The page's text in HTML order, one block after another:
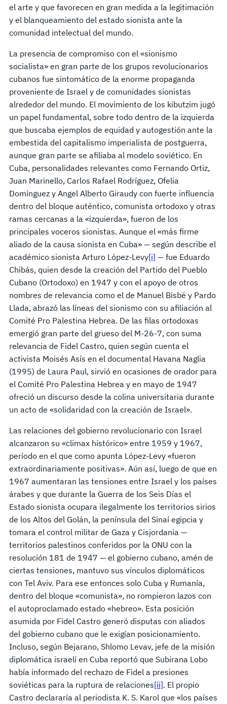
el arte y que favorecen en gran medida a la legitimación
y el blanqueamiento del estado sionista ante la
comunidad intelectual del mundo.
La presencia de compromiso con el «sionismo
socialista» en gran parte de los grupos revolucionarios
cubanos fue sintomático de la enorme propaganda
proveniente de Israel y de comunidades sionistas
alrededor del mundo. El movimiento de los kibutzim jugó
un papel fundamental, sobre todo dentro de la izquierda
que buscaba ejemplos de equidad y autogestión ante la
embestida del capitalismo imperialista de postguerra,
aunque gran parte se afiliaba al modelo soviético. En
Cuba, personalidades relevantes como Fernando Ortiz,
Juan Marinello, Carlos Rafael Rodríguez, Ofelia
Domínguez y Angel Alberto Giraudy con fuerte influencia
dentro del bloque auténtico, comunista ortodoxo y otras
ramas cercanas a la «izquierda», fueron de los
principales voceros sionistas. Aunque el «más firme
aliado de la causa sionista en Cuba» — según describe el
académico sionista Arturo López-Levy[i] — fue Eduardo
Chibás, quien desde la creación del Partido del Pueblo
Cubano (Ortodoxo) en 1947 y con el apoyo de otros
nombres de relevancia como el de Manuel Bisbé y Pardo
Llada, abrazó las líneas del sionismo con su afiliación al
Comité Pro Palestina Hebrea. De las filas ortodoxas
emergió gran parte del grueso del M-26-7, con suma
relevancia de Fidel Castro, quien según cuenta el
activista Moisés Asís en el documental Havana Naglia
(1995) de Laura Paul, sirvió en ocasiones de orador para
el Comité Pro Palestina Hebrea y en mayo de 1947
ofreció un discurso desde la colina universitaria durante
un acto de «solidaridad con la creación de Israel».
Las relaciones del gobierno revolucionario con Israel
alcanzaron su «climax histórico» entre 1959 y 1967,
período en el que como apunta López-Levy «fueron
extraordinariamente positivas». Aún así, luego de que en
1967 aumentaran las tensiones entre Israel y los países
árabes y que durante la Guerra de los Seis Días el
Estado sionista ocupara ilegalmente los territorios sirios
de los Altos del Golán, la península del Sinaí egipcia y
tomara el control militar de Gaza y Cisjordania —
territorios palestinos conferidos por la ONU con la
resolución 181 de 1947 — el gobierno cubano, amén de
ciertas tensiones, mantuvo sus vínculos diplomáticos
con Tel Aviv. Para ese entonces solo Cuba y Rumanía,
dentro del bloque «comunista», no rompieron lazos con
el autoproclamado estado «hebreo». Esta posición
asumida por Fidel Castro generó disputas con aliados
del gobierno cubano que le exigían posicionamiento.
Incluso, según Bejarano, Shlomo Levav, jefe de la misión
diplomática israelí en Cuba reportó que Subirana Lobo
había informado del rechazo de Fidel a presiones
soviéticas para la ruptura de relaciones[ii]. El propio
Castro declararía al periodista K. S. Karol que «los países